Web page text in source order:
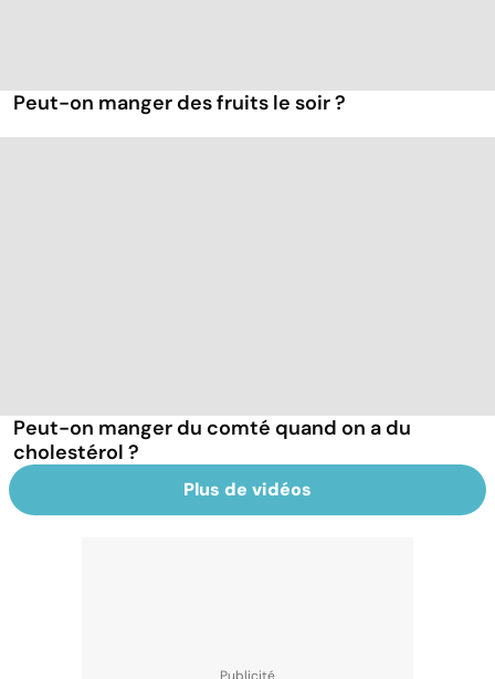
Peut-on manger des fruits le soir ?
Peut-on manger du comté quand on a du
cholestérol ?
Plus de vidéos